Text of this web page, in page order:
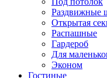
Раздвижные
Открытая
Распашные
Гардероб
Для
Эконом
Гостиные